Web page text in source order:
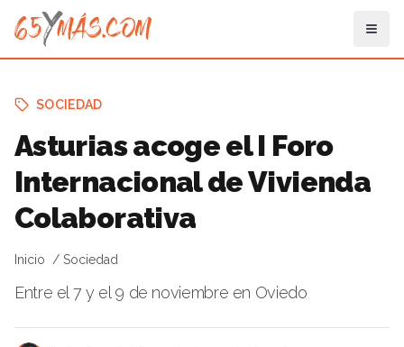
SOCIEDAD
Asturias acoge el I Foro
Internacional de Vivienda
Colaborativa
Inicio Sociedad
Entre el 7 y el 9 de noviembre en Oviedo